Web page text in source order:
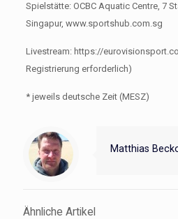
Spielstätte: OCBC Aquatic Centre, 7
Singapur, www.sportshub.com.sg
Livestream: https://
Registrierung erforderlich)
* jeweils deutsche Zeit (MESZ)
Matthias
Ähnliche Artikel